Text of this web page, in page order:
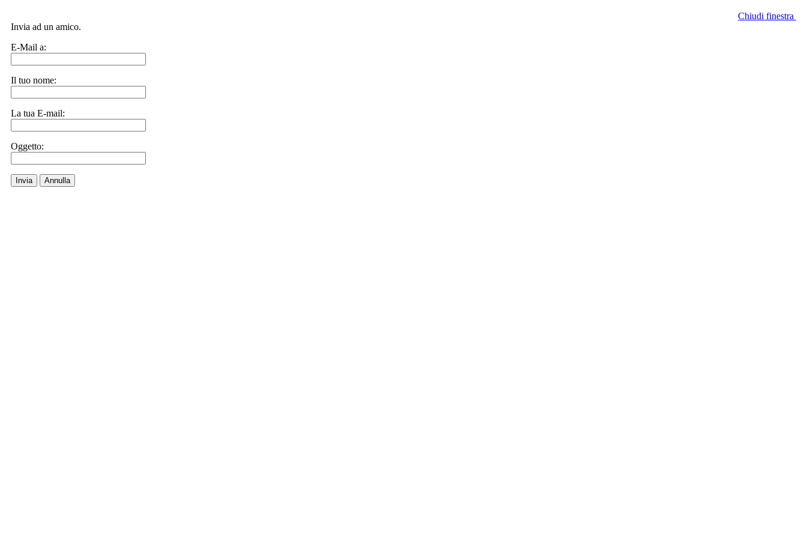
Chiudi finestra
Invia ad un amico.
E-Mail a:
Il tuo nome:
La tua E-mail:
Oggetto:
Invia Annulla